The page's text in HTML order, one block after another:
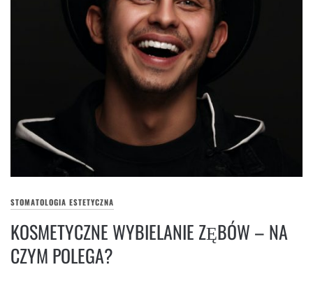
STOMATOLOGIA ESTETYCZNA
KOSMETYCZNE WYBIELANIE ZĘBÓW – NA
CZYM POLEGA?